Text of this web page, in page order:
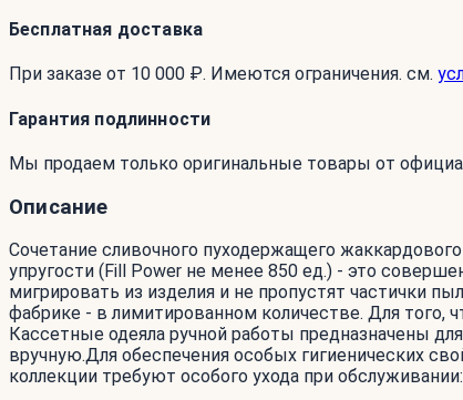
Бесплатная доставка
При заказе от 10 000 ₽. Имеются ограничения. см.
Гарантия подлинности
Мы продаем только оригинальные товары от
Описание
Сочетание сливочного пуходержащего
упругости (Fill Power не менее 850 ед.) - это
мигрировать из изделия и не пропустят частички
фабрике - в лимитированном количестве. Для
Кассетные одеяла ручной работы предназначены
вручную.Для обеспечения особых гигиенических
коллекции требуют особого ухода при